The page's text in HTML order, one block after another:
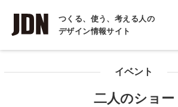
つくる、使う、考える人の
デザイン情報サイト
INTERVIEW
インタビュー
イベント
二人のショー